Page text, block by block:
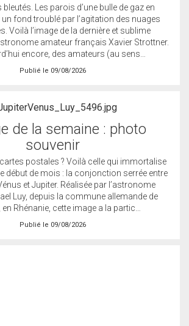
Les parois d’une bulle de gaz en
fond troublé par l’agitation des nuages
Voilà l’image de la dernière et sublime
amateur français Xavier Strottner.
encore, des amateurs (au sens…
Publié le 09/08/2026
de la semaine : photo
souvenir
postales ? Voilà celle qui immortalise
début de mois : la conjonction serrée entre
et Jupiter. Réalisée par l’astronome
Luy, depuis la commune allemande de
Rhénanie, cette image a la partic…
Publié le 09/08/2026